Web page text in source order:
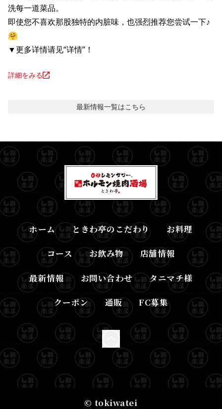
洗每一道菜品。
即使您不喜欢那股独特的内脏味，也强烈推荐您尝试一下♪
🤗
▼更多详情请见“详情”！
詳細をみる
最新情報一覧はこちら
ホーム ときわ亭のこだわり お料理
コース お飲み物 店舗情報
最新情報 お問い合わせ タニマチ様
クーポン 通販 FC募集
© tokiwatei